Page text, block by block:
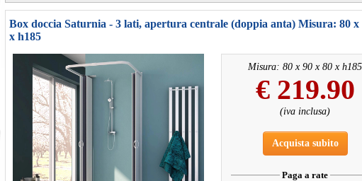
Box doccia Saturnia - 3 lati, apertura centrale (doppia anta) Misura: 80 x
x h185
Misura: 80 x 90 x 80 x h185
€ 219.90
(iva inclusa)
Acquista subito
Paga a rate